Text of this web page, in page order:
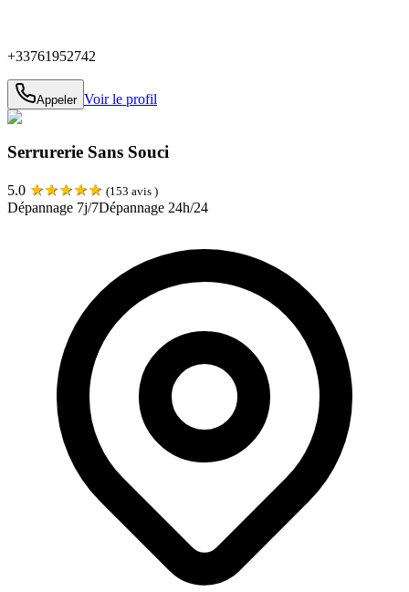
+33761952742
Appeler Voir le profil
Serrurerie Sans Souci
5.0 ★★★★★ (153 avis )
Dépannage 7j/7Dépannage 24h/24